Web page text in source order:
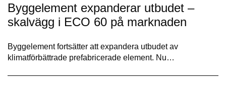
Byggelement expanderar utbudet –
skalvägg i ECO 60 på marknaden
Byggelement fortsätter att expandera utbudet av
klimatförbättrade prefabricerade element. Nu…